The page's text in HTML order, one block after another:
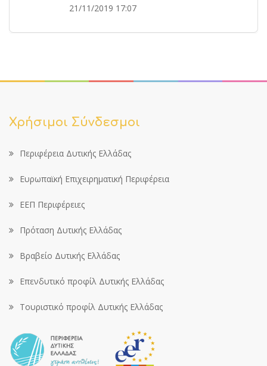
21/11/2019 17:07
Χρήσιμοι Σύνδεσμοι
Περιφέρεια Δυτικής Ελλάδας
Ευρωπαϊκή Επιχειρηματική Περιφέρεια
ΕΕΠ Περιφέρειες
Πρόταση Δυτικής Ελλάδας
Βραβείο Δυτικής Ελλάδας
Επενδυτικό προφίλ Δυτικής Ελλάδας
Τουριστικό προφίλ Δυτικής Ελλάδας